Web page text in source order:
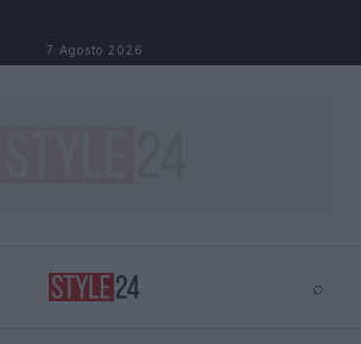
7 Agosto 2026
⌕